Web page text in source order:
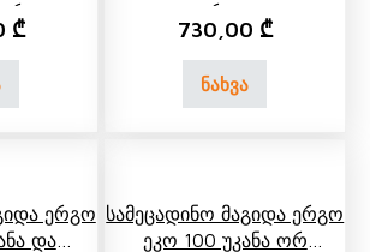
₾
Თაროთი
730,00 ₾
ნახვა
Ერგო
Და
Სამეცადინო Მაგიდა Ერგო
Ეკო 100 Უკანა Ორ